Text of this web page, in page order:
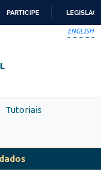
PARTICIPE
ENGLISH
Tutoriais